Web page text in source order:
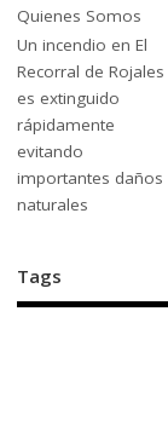
Quienes Somos
Un incendio en El
Recorral de Rojales
es extinguido
rápidamente
evitando
importantes daños
naturales
Tags